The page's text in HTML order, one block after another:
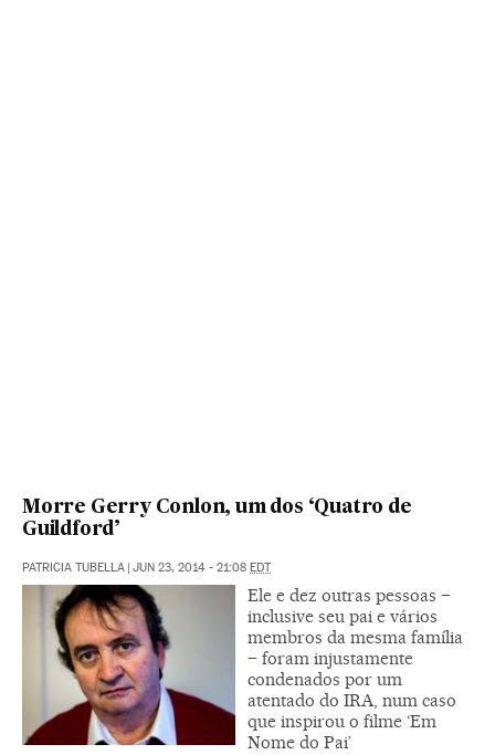
Morre Gerry Conlon, um dos ‘Quatro de
Guildford’
PATRICIA TUBELLA JUN 23, 2014 - 21:08 EDT
Ele e dez outras pessoas –
inclusive seu pai e vários
membros da mesma família
– foram injustamente
condenados por um
atentado do IRA, num caso
que inspirou o filme ‘Em
Nome do Pai’